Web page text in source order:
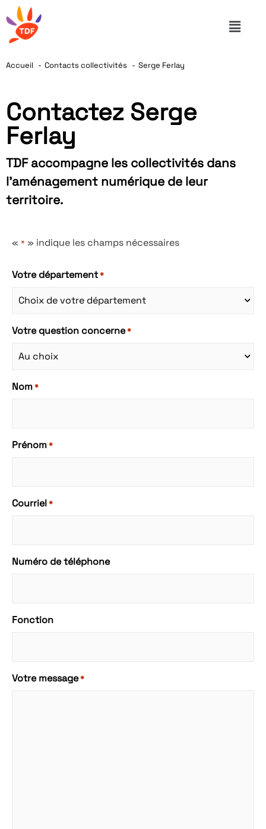
Accueil Contacts collectivités Serge Ferlay
Contactez Serge
Ferlay
TDF accompagne les collectivités dans
l’aménagement numérique de leur
territoire.
« * » indique les champs nécessaires
Votre département*
Votre question concerne*
Nom*
Prénom*
Courriel*
Numéro de téléphone
Fonction
Votre message*